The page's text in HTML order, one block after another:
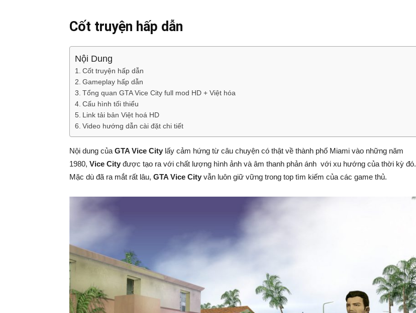
Cốt truyện hấp dẫn
Nội Dung
Cốt truyện hấp dẫn
Gameplay hấp dẫn
Tổng quan GTA Vice City full mod HD + Việt hóa
Cấu hình tối thiểu
Link tải bản Việt hoá HD
Video hướng dẫn cài đặt chi tiết
Nội dung của GTA Vice City lấy cảm hứng từ câu chuyện có thật về thành phố Miami vào những năm
1980, Vice City được tạo ra với chất lượng hình ảnh và âm thanh phản ánh với xu hướng của thời kỳ đó.
Mặc dù đã ra mắt rất lâu, GTA Vice City vẫn luôn giữ vững trong top tìm kiếm của các game thủ.